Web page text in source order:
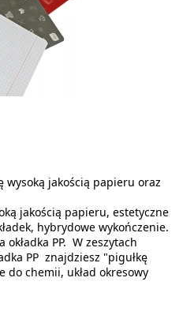
wysoką jakością papieru oraz
jakością papieru, estetyczne
hybrydowe wykończenie.
PP. W zeszytach
PP znajdziesz "pigułkę
do chemii, układ okresowy